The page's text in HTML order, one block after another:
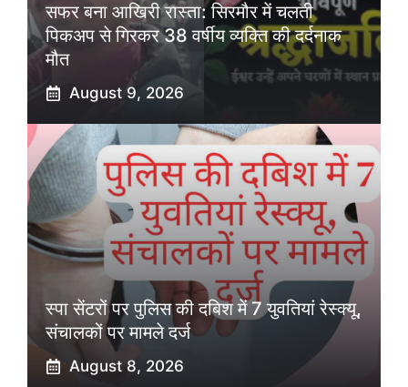
सफर बना आखिरी रास्ता: सिरमौर में चलती
पिकअप से गिरकर 38 वर्षीय व्यक्ति की दर्दनाक
मौत
August 9, 2026
स्पा सेंटरों पर पुलिस की दबिश में 7 युवतियां रेस्क्यू,
संचालकों पर मामले दर्ज
August 8, 2026